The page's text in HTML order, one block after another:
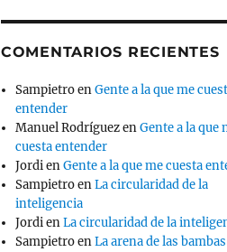
COMENTARIOS RECIENTES
SampietroenGente a la que me
entender
Manuel RodríguezenGente a la que
cuesta entender
JordienGente a la que me cuesta
SampietroenLa circularidad de la
inteligencia
JordienLa circularidad de la
SampietroenLa arena de las